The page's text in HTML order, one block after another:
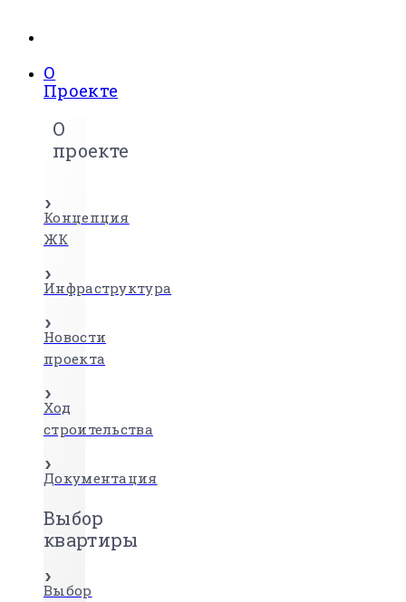
О
Проекте
О
проекте
Концепция
ЖК
Инфраструктура
Новости
проекта
Ход
строительства
Документация
Выбор
квартиры
Выбор